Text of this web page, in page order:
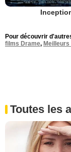
Pour découvrir
films Drame, Meilleurs
Toutes les